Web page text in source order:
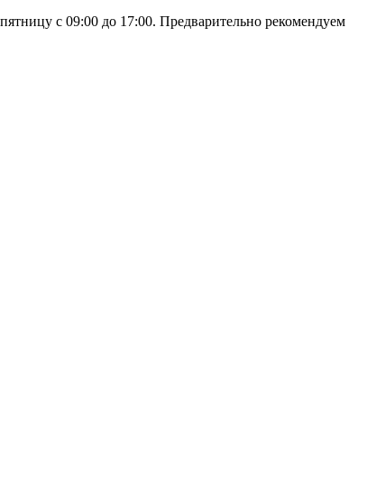
с 09:00 до 17:00. Предварительно рекомендуем